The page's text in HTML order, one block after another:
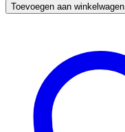
Toevoegen aan winkelwagen